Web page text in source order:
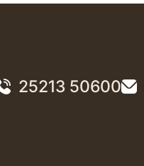
25213 50600